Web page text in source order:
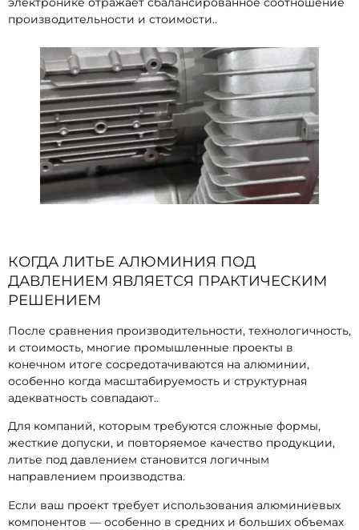
производительности и стоимости..
КОГДА ЛИТЬЕ АЛЮМИНИЯ ПОД
ДАВЛЕНИЕМ ЯВЛЯЕТСЯ ПРАКТИЧЕСКИМ
РЕШЕНИЕМ
После сравнения производительности, технологичность,
и стоимость, многие промышленные проекты в
конечном итоге сосредотачиваются на алюминии,
особенно когда масштабируемость и структурная
адекватность совпадают..
Для компаний, которым требуются сложные формы,
жесткие допуски, и повторяемое качество продукции,
литье под давлением становится логичным
направлением производства.
Если ваш проект требует использования алюминиевых
компонентов — особенно в средних и больших объемах